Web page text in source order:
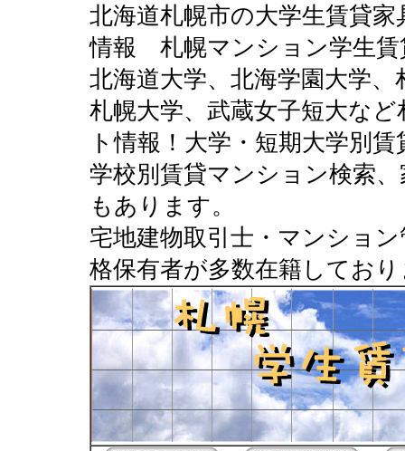
北海道札幌市の大学生賃貸
情報 札幌マンション学生賃
北海道大学、北海学園大学
札幌大学、武蔵女子短大な
ト情報！大学・短期大学別
学校別賃貸マンション検索
もあります。
宅地建物取引士・マンショ
格保有者が多数在籍してお